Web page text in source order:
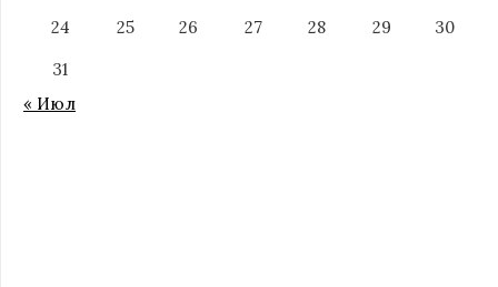
24
25 26 27 28 29
30
31
« Июл